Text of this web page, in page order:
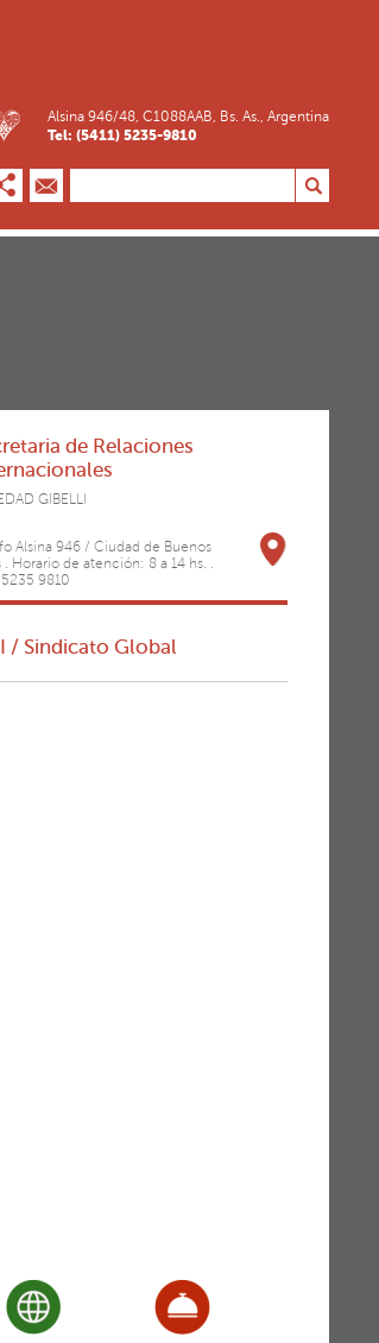
Alsina 946/48, C1088AAB, Bs. As., Argentina
Tel: (5411) 5235-9810
de Relaciones
GIBELLI
Alsina 946 / Ciudad de Buenos
. Horario de atención: 8 a 14 hs. .
9810
/ Sindicato Global